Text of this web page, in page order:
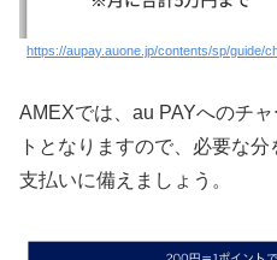
https://aupay.auone.jp/contents/sp/guide/
AMEXでは、au PAYへのチ
トとなりますので、必要な
支払いに備えましょう。